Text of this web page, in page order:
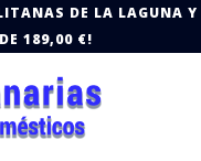
DE LA LAGUNA Y
189,00 €!